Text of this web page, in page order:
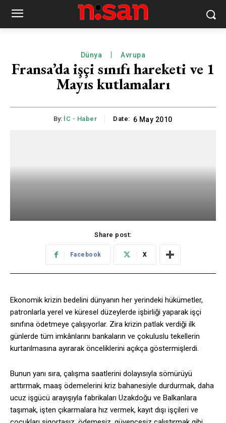
Dünya Avrupa
Fransa’da işçi sınıfı hareketi ve 1
Mayıs kutlamaları
By: İC - Haber Date: 6 May 2010
Share post:
Facebook X
Ekonomik krizin bedelini dünyanın her yerindeki hükümetler,
patronlarla yerel ve küresel düzeylerde işbirliği yaparak işçi
sınıfına ödetmeye çalışıyorlar. Zira krizin patlak verdiği ilk
günlerde tüm imkânlarını bankaların ve çokuluslu tekellerin
kurtarılmasına ayırarak önceliklerini açıkça göstermişlerdi.
Bunun yanı sıra, çalışma saatlerini dolayısıyla sömürüyü
arttırmak, maaş ödemelerini kriz bahanesiyle durdurmak, daha
ucuz işgücü arayışıyla fabrikaları Uzakdoğu ve Balkanlara
taşımak, işten çıkarmalara hız vermek, kayıt dışı işçileri ve